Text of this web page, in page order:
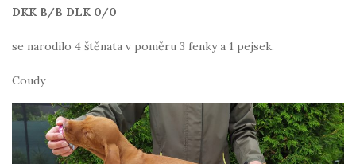
DKK B/B DLK 0/0
se narodilo 4 štěnata v poměru 3 fenky a 1 pejsek.
Coudy